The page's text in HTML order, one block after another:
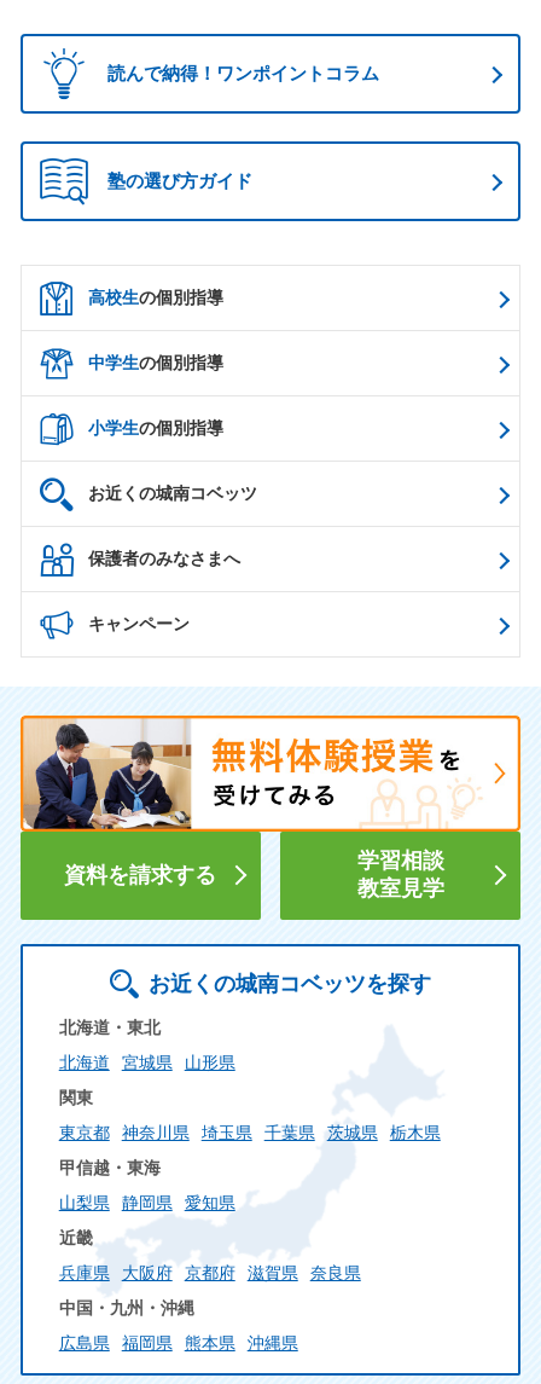
読んで納得！ワンポイントコラム
塾の選び方ガイド
高校生の個別指導
中学生の個別指導
小学生の個別指導
お近くの城南コベッツ
保護者のみなさまへ
キャンペーン
資料を請求する
学習相談
教室見学
お近くの城南コベッツを探す
北海道・東北
北海道
宮城県
山形県
関東
東京都
神奈川県 埼玉県 千葉県 茨城県
栃木県
甲信越・東海
山梨県
静岡県
愛知県
近畿
兵庫県
大阪府 京都府 滋賀県
奈良県
中国・九州・沖縄
広島県
福岡県 熊本県 沖縄県